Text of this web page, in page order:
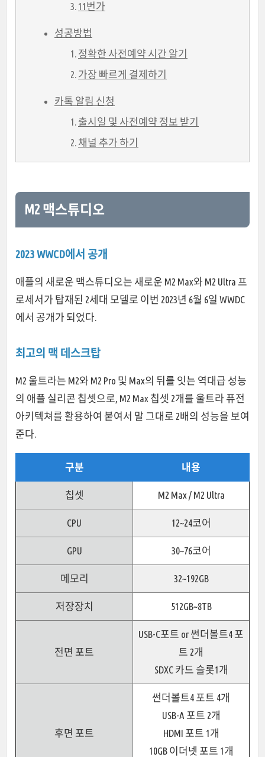
11번가
성공방법
정확한 사전예약 시간 알기
가장 빠르게 결제하기
카톡 알림 신청
출시일 및 사전예약 정보 받기
채널 추가 하기
M2 맥스튜디오
2023 WWCD에서 공개
애플의 새로운 맥스튜디오는 새로운 M2 Max와 M2 Ultra 프
로세서가 탑재된 2세대 모델로 이번 2023년 6월 6일 WWDC
에서 공개가 되었다.
최고의 맥 데스크탑
M2 울트라는 M2와 M2 Pro 및 Max의 뒤를 잇는 역대급 성능
의 애플 실리콘 칩셋으로, M2 Max 칩셋 2개를 울트라 퓨전
아키텍쳐를 활용하여 붙여서 말 그대로 2배의 성능을 보여
준다.
구분 내용
칩셋 M2 Max / M2 Ultra
CPU 12~24코어
GPU 30~76코어
메모리 32~192GB
저장장치 512GB~8TB
전면 포트
USB-C포트 or 썬더볼트4 포
트 2개
SDXC 카드 슬롯1개
후면 포트
썬더볼트4 포트 4개
USB-A 포트 2개
HDMI 포트 1개
10GB 이더넷 포트 1개